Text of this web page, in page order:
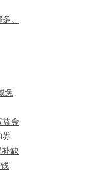
。
免
益金
券
补缺